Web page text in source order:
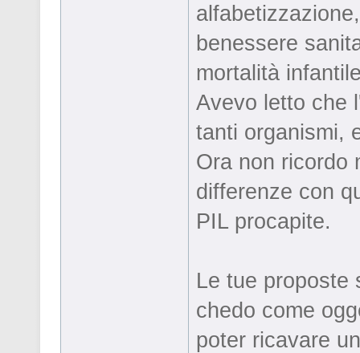
benessere
mortalità
Avevo letto che
tanti organismi,
Ora non ricordo
differenze con
PIL procapite.
Le tue proposte
chedo come
poter ricavare